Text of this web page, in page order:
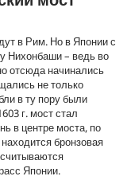
в Рим. Но в Японии с
Нихонбаши – ведь во
отсюда начинались
не только
в ту пору были
г. мост стал
в центре моста, по
бронзовая
Японии.